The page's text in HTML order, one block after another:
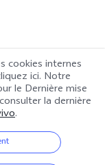
réservés.
cookies internes
ici. Notre
le Dernière mise
la dernière
.